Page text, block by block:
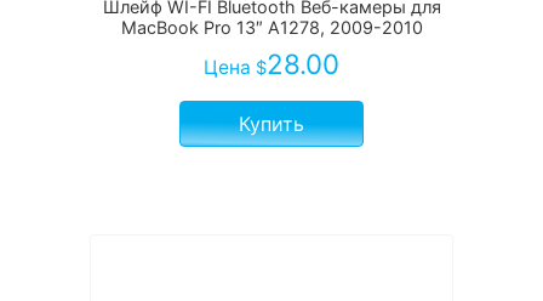
Шлейф WI-FI Bluetooth Веб-камеры для
MacBook Pro 13″ A1278, 2009-2010
Цена $28.00
Купить